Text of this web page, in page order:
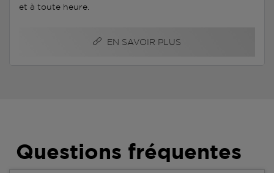
et à toute heure.
EN SAVOIR PLUS
Questions fréquentes